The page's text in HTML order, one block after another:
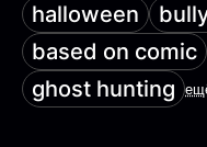
halloween
based on comic
ghost hunting